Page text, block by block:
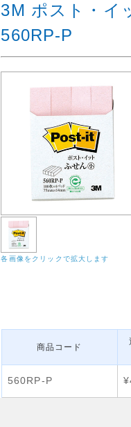
3M ポスト・
560RP-P
各画像をクリックで拡大します
商品コード
560RP-P